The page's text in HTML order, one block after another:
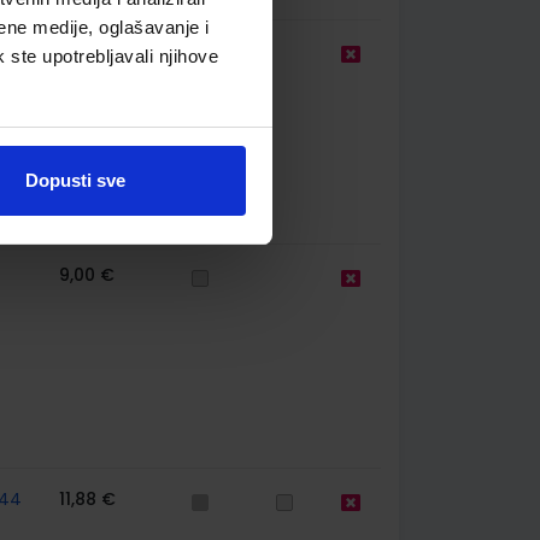
medije, oglašavanje i
ste upotrebljavali njihove
Dopusti sve
9,00 €
9,00 €
11,88 €